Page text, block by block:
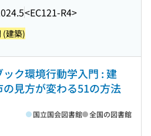
<EC121-R4>
(建築)
ック環境行動学入門 : 建
見方が変わる51の方法
国立国会図書館 全国の図書館